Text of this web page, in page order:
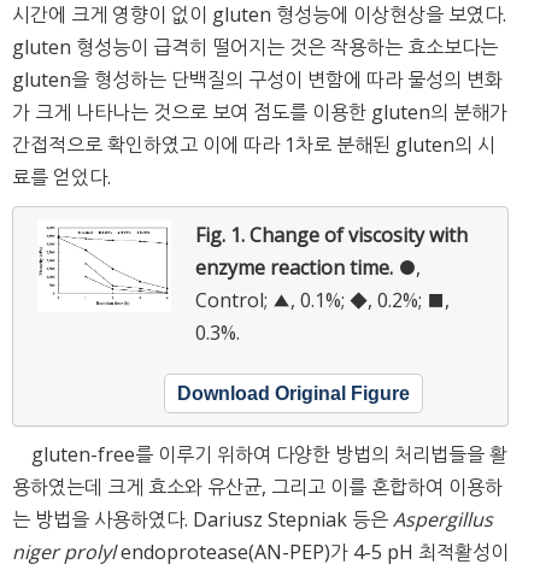
시간에 크게 영향이 없이 gluten 형성능에 이상현상을 보였다.
gluten 형성능이 급격히 떨어지는 것은 작용하는 효소보다는
gluten을 형성하는 단백질의 구성이 변함에 따라 물성의 변화
가 크게 나타나는 것으로 보여 점도를 이용한 gluten의 분해가
간접적으로 확인하였고 이에 따라 1차로 분해된 gluten의 시
료를 얻었다.
Fig. 1.Change of viscosity with
enzyme reaction time. ●,
Control; ▲, 0.1%; ◆, 0.2%; ■,
0.3%.
Download Original Figure
gluten-free를 이루기 위하여 다양한 방법의 처리법들을 활
용하였는데 크게 효소와 유산균, 그리고 이를 혼합하여 이용하
는 방법을 사용하였다. Dariusz Stepniak 등은Aspergillus
niger prolylendoprotease(AN-PEP)가 4-5 pH 최적활성이